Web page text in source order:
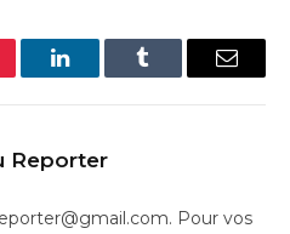
LinkedInTumblr Email
Reporter
Pour vos